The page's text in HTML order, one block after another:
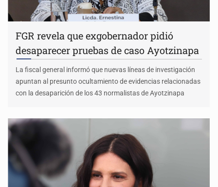
FGR revela que exgobernador pidió
desaparecer pruebas de caso Ayotzinapa
La fiscal general informó que nuevas líneas de investigación
apuntan al presunto ocultamiento de evidencias relacionadas
con la desaparición de los 43 normalistas de Ayotzinapa